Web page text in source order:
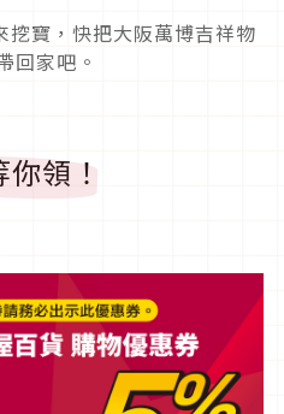
寶，快把大阪萬博吉祥物
回家吧。
領！